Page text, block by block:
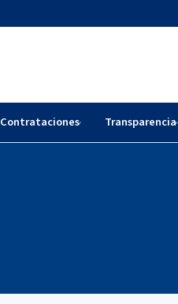
Contrataciones Transparencia